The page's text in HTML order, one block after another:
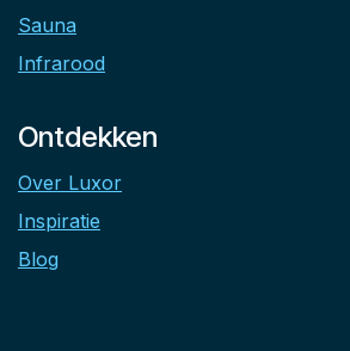
Sauna
Infrarood
Ontdekken
Over Luxor
Inspiratie
Blog